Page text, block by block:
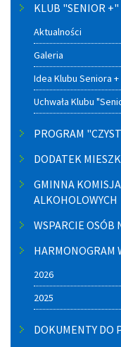
KLUB "SENIOR +"
Aktualności
Galeria
Idea Klubu Seniora +
Uchwała Klubu
PROGRAM
DODATEK
GMINNA
ALKOHOLOWYCH
WSPARCIE OSÓB
HARMONOGRAM
2026
2025
DOKUMENTY DO